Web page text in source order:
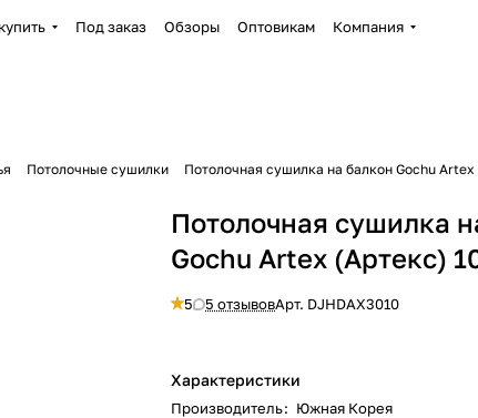
Под заказ Обзоры Оптовикам Компания
Потолочные сушилки Потолочная сушилка на балкон Gochu
Потолочная сушилка
Gochu Artex (Артекс)
5 5 отзывовАрт. DJHDAX3010
Характеристики
Производитель: Южная Корея